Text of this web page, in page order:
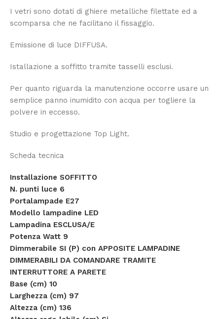
I vetri sono dotati di ghiere metalliche filettate ed a
scomparsa che ne facilitano il fissaggio.
Emissione di luce DIFFUSA.
Istallazione a soffitto tramite tasselli esclusi.
Per quanto riguarda la manutenzione occorre usare un
semplice panno inumidito con acqua per togliere la
polvere in eccesso.
Studio e progettazione Top Light.
Scheda tecnica
Installazione SOFFITTO
N. punti luce 6
Portalampade E27
Modello lampadine LED
Lampadina ESCLUSA/E
Potenza Watt 9
Dimmerabile SI (P) con APPOSITE LAMPADINE
DIMMERABILI DA COMANDARE TRAMITE
INTERRUTTORE A PARETE
Base (cm) 10
Larghezza (cm) 97
Altezza (cm) 136